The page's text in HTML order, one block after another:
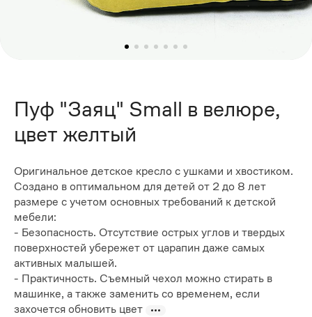
Пуф "Заяц" Small в велюре,
цвет желтый
Оригинальное детское кресло с ушками и хвостиком.
Создано в оптимальном для детей от 2 до 8 лет
размере с учетом основных требований к детской
мебели:
- Безопасность. Отсутствие острых углов и твердых
поверхностей убережет от царапин даже самых
активных малышей.
- Практичность. Съемный чехол можно стирать в
машинке, а также заменить со временем, если
захочется обновить цвет